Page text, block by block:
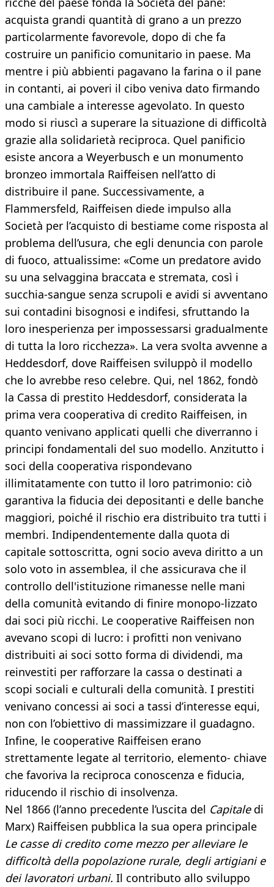
acquista grandi quantità di grano a un prezzo
particolarmente favorevole, dopo di che fa
costruire un panificio comunitario in paese. Ma
mentre i più abbienti pagavano la farina o il pane
in contanti, ai poveri il cibo veniva dato firmando
una cambiale a interesse agevolato. In questo
modo si riuscì a superare la situazione di difficoltà
grazie alla solidarietà reciproca. Quel panificio
esiste ancora a Weyerbusch e un monumento
bronzeo immortala Raiffeisen nell’atto di
distribuire il pane. Successivamente, a
Flammersfeld, Raiffeisen diede impulso alla
Società per l’acquisto di bestiame come risposta al
problema dell’usura, che egli denuncia con parole
di fuoco, attualissime: «Come un predatore avido
su una selvaggina braccata e stremata, così i
succhia-sangue senza scrupoli e avidi si avventano
sui contadini bisognosi e indifesi, sfruttando la
loro inesperienza per impossessarsi gradualmente
di tutta la loro ricchezza». La vera svolta avvenne a
Heddesdorf, dove Raiffeisen sviluppò il modello
che lo avrebbe reso celebre. Qui, nel 1862, fondò
la Cassa di prestito Heddesdorf, considerata la
prima vera cooperativa di credito Raiffeisen, in
quanto venivano applicati quelli che diverranno i
principi fondamentali del suo modello. Anzitutto i
soci della cooperativa rispondevano
illimitatamente con tutto il loro patrimonio: ciò
garantiva la fiducia dei depositanti e delle banche
maggiori, poiché il rischio era distribuito tra tutti i
membri. Indipendentemente dalla quota di
capitale sottoscritta, ogni socio aveva diritto a un
solo voto in assemblea, il che assicurava che il
controllo dell'istituzione rimanesse nelle mani
della comunità evitando di finire monopo-lizzato
dai soci più ricchi. Le cooperative Raiffeisen non
avevano scopi di lucro: i profitti non venivano
distribuiti ai soci sotto forma di dividendi, ma
reinvestiti per rafforzare la cassa o destinati a
scopi sociali e culturali della comunità. I prestiti
venivano concessi ai soci a tassi d’interesse equi,
non con l’obiettivo di massimizzare il guadagno.
Infine, le cooperative Raiffeisen erano
strettamente legate al territorio, elemento- chiave
che favoriva la reciproca conoscenza e fiducia,
riducendo il rischio di insolvenza.
Nel 1866 (l’anno precedente l’uscita del Capitaledi
Marx) Raiffeisen pubblica la sua opera principale
Le casse di credito come mezzo per alleviare le
difficoltà della popolazione rurale, degli artigiani e
dei lavoratori urbani. Il contributo allo sviluppo